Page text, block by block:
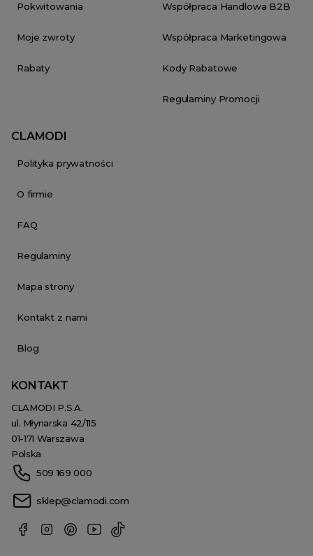
Pokwitowania
Moje zwroty
Rabaty
Współpraca Handlowa B2B
Współpraca Marketingowa
Kody Rabatowe
Regulaminy Promocji
CLAMODI
Polityka prywatności
O firmie
FAQ
Regulaminy
Mapa strony
Kontakt z nami
Blog
KONTAKT
CLAMODI P.S.A.
ul. Młynarska 42/115
01-171 Warszawa
Polska
509 169 000
sklep@clamodi.com